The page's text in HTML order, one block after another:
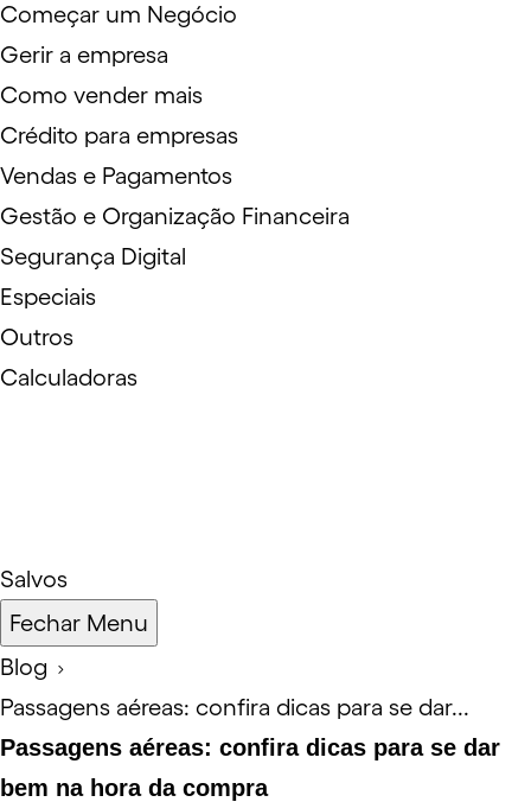
Começar um Negócio
Gerir a empresa
Como vender mais
Crédito para empresas
Vendas e Pagamentos
Gestão e Organização Financeira
Segurança Digital
Especiais
Outros
Calculadoras
Salvos
Fechar Menu
Blog
Passagens aéreas: confira dicas para se dar...
Passagens aéreas: confira dicas para se dar
bem na hora da compra